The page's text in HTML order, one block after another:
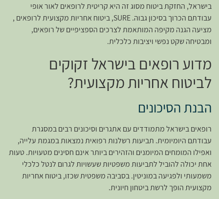
בישראל, החזקת ביטוח מסוג זה היא קריטית לרופאים לאור אופי
עבודתם הכרוך בסיכון גבוה. SURE, ביטוח אחריות מקצועית לרופאים ,
מציעה הגנה מקיפה המותאמת לצרכים הספציפיים של רופאים,
ומבטיחה שקט נפשי ויציבות כלכלית.
מדוע רופאים בישראל זקוקים
לביטוח אחריות מקצועית?
הבנת הסיכונים
רופאים בישראל מתמודדים עם אתגרים וסיכונים רבים במסגרת
עבודתם היומיומית. תביעות רשלנות רפואית נמצאות במגמת עלייה,
ואפילו המומחים המיומנים והזהירים ביותר אינם חסינים מטעויות. טעות
אחת יכולה להוביל לתביעות משפטיות שעשויות לגרום לנטל כלכלי
משמעותי ולפגיעה במוניטין. בסביבה משפטית שכזו, ביטוח אחריות
מקצועית הופך לרשת ביטחון חיונית.